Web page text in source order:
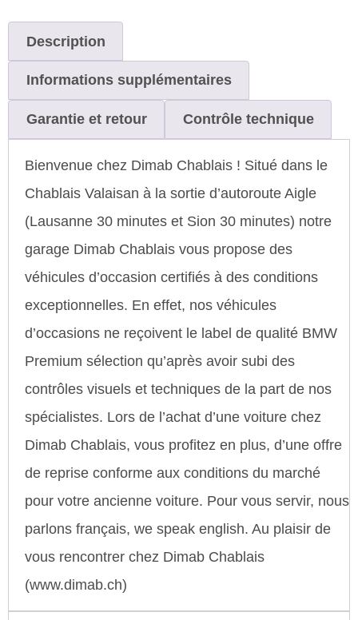
Description
Informations supplémentaires
Garantie et retour Contrôle technique
Bienvenue chez Dimab Chablais ! Situé dans le
Chablais Valaisan à la sortie d’autoroute Aigle
(Lausanne 30 minutes et Sion 30 minutes) notre
garage Dimab Chablais vous propose des
véhicules d’occasion certifiés à des conditions
exceptionnelles. En effet, nos véhicules
d’occasions ne reçoivent le label de qualité BMW
Premium sélection qu’après avoir subi des
contrôles visuels et techniques de la part de nos
spécialistes. Lors de l’achat d’une voiture chez
Dimab Chablais, vous profitez en plus, d’une offre
de reprise conforme aux conditions du marché
pour votre ancienne voiture. Pour vous servir, nous
parlons français, we speak english. Au plaisir de
vous rencontrer chez Dimab Chablais
(www.dimab.ch)